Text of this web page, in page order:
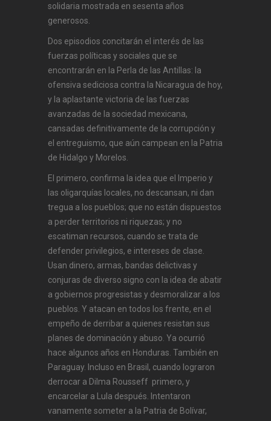
solidaria mostrada en sesenta años
generosos.
Dos episodios concitarán el interés de las
fuerzas políticas y sociales que se
encontrarán en la Perla de las Antillas: la
ofensiva sediciosa contra la Nicaragua de hoy,
y la aplastante victoria de las fuerzas
avanzadas de la sociedad mexicana,
cansadas definitivamente de la corrupción y
el entreguismo, que aún campean en la Patria
de Hidalgo y Morelos.
El primero, confirma la idea que el Imperio y
las oligarquías locales, no descansan, ni dan
tregua a los pueblos; que no están dispuestos
a perder territorios ni riquezas; y no
escatiman recursos, cuando se trata de
defender privilegios, e intereses de clase.
Usan dinero, armas, bandas delictivas y
conjuras de diverso signo con la idea de abatir
a gobiernos progresistas y desmoralizar a los
pueblos. Y atacan en todos los frente, en el
empeño de derribar a quienes resistan sus
planes de dominación y abuso. Ya ocurrió
hace algunos años en Honduras. También en
Paraguay. Incluso en Brasil, cuando lograron
derrocar a Dilma Rousseff primero, y
encarcelar a Lula después. Intentaron
vanamente someter a la Patria de Bolívar,